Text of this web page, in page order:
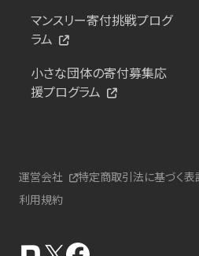
マンスリー寄付挑戦プログ
ラム
小さな団体の寄付募集応
援プログラム
運営会社 特定商取引法に基づく表
利用規約